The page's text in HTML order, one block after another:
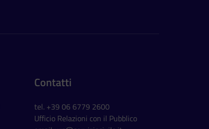
Contatti
tel. +39 06 6779 2600
Ufficio Relazioni con il Pubblico